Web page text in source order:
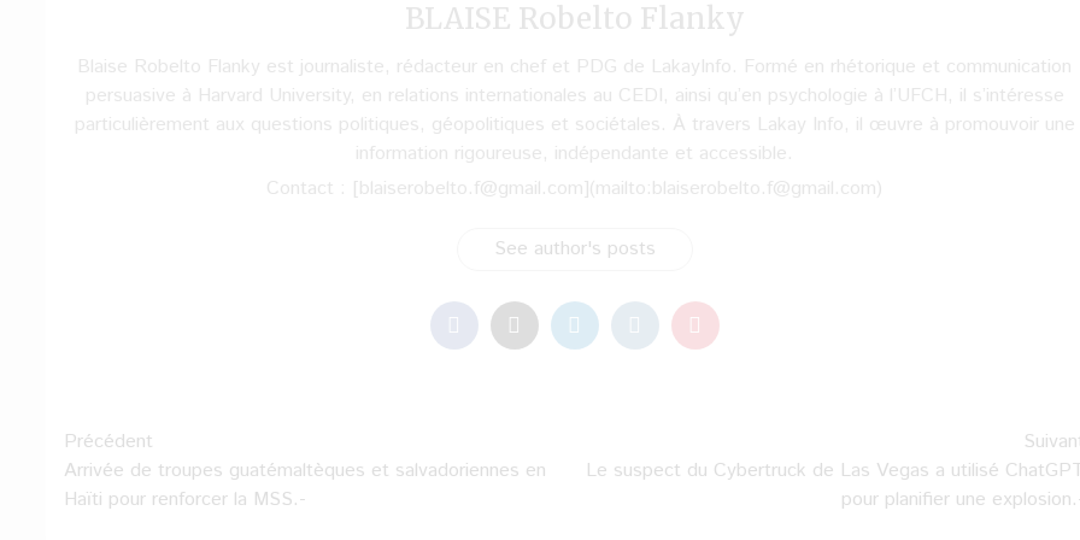
BLAISE Robelto Flanky
Blaise Robelto Flanky est journaliste, rédacteur en chef et PDG de LakayInfo. Formé en rhétorique et communication
persuasive à Harvard University, en relations internationales au CEDI, ainsi qu’en psychologie à l’UFCH, il s’intéresse
particulièrement aux questions politiques, géopolitiques et sociétales. À travers Lakay Info, il œuvre à promouvoir une
information rigoureuse, indépendante et accessible.
Contact : [blaiserobelto.f@gmail.com](mailto:blaiserobelto.f@gmail.com)
See author's posts
Navigation
d’article
Précédent
Arrivée de troupes guatémaltèques et salvadoriennes en
Haïti pour renforcer la MSS.-
Le suspect du Cybertruck de Las Vegas a utilisé
pour planifier une